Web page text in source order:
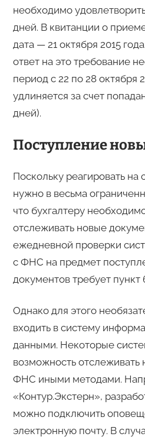
необходимо
дней. В квитанции о
дата — 21 октября 2015
ответ на это требование
период с 22 по 28 октября
удлиняется за счет
дней).
Поступление
Поскольку реагировать
нужно в весьма
что бухгалтеру
отслеживать новые
ежедневной проверки
с ФНС на предмет
документов требует пункт
Однако для этого
входить в систему
данными. Некоторые
возможность
ФНС иными методами.
«Контур.Экстерн»,
можно подключить
электронную почту. В